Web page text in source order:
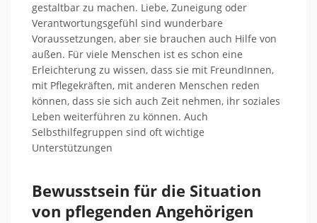
gestaltbar zu machen. Liebe, Zuneigung oder
Verantwortungsgefühl sind wunderbare
Voraussetzungen, aber sie brauchen auch Hilfe von
außen. Für viele Menschen ist es schon eine
Erleichterung zu wissen, dass sie mit FreundInnen,
mit Pflegekräften, mit anderen Menschen reden
können, dass sie sich auch Zeit nehmen, ihr soziales
Leben weiterführen zu können. Auch
Selbsthilfegruppen sind oft wichtige
Unterstützungen
Bewusstsein für die Situation
von pflegenden Angehörigen